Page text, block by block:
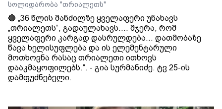
სოლიდარობა "თრიალეთს"
🔴 „36 წლის მანძილზე ყველაფერი უნახავს
„თრიალეთს“, გადაულახავს.... მჯერა, რომ
ყველაფერი კარგად დასრულდება... დათმობაზე
წავა ხელისუფლება და ის ელემენტარული
მოთხოვნა რასაც თრიალეთი ითხოვს
დააკმაყოფილებს.“. - გია სურმანიძე. ტვ 25-ის
დამფუძნებელი.